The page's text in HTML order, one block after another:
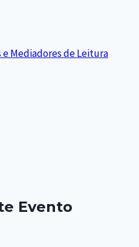
Mediadores de Leitura
Evento